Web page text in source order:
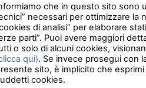
dalla presenza di accessori
delle forme, linee pulite e
e armonia.
nella colonna creano
della cabina.
che in questo sito sono
necessari per ottimizzare la
di analisi” per elaborare
parti”. Puoi avere maggiori
o solo di alcuni cookies,
qui). Se invece prosegui con
sito, è implicito che esprimi
cookies.